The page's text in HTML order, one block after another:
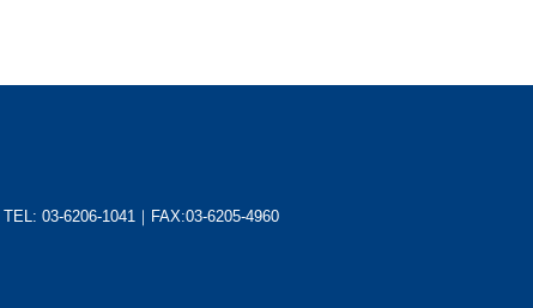
TEL: 03-6206-1041｜FAX:03-6205-4960